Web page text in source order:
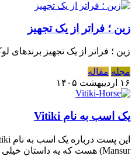
زین ؛ فراتر از یک تجهیز
زین ؛ فراتر از یک تجهیز
مجله مقاله
۱۶ اردیبهشت ۱۴۰۵
یک اسب به نام Vitiki
Mansur) هست که یه داستان خیلی خاص و الهام‌بخش داره